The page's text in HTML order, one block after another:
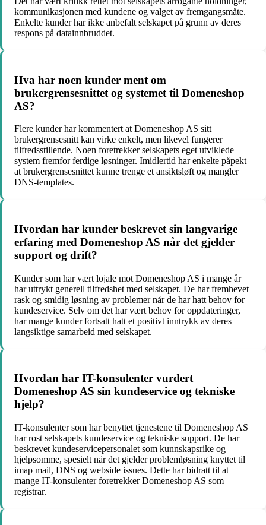
kommunikasjonen med kundene og valget av fremgangsmåte.
Enkelte kunder har ikke anbefalt selskapet på grunn av deres
respons på datainnbruddet.
Hva har noen kunder ment om
brukergrensesnittet og systemet til Domeneshop
AS?
Flere kunder har kommentert at Domeneshop AS sitt
brukergrensesnitt kan virke enkelt, men likevel fungerer
tilfredsstillende. Noen foretrekker selskapets eget utviklede
system fremfor ferdige løsninger. Imidlertid har enkelte påpekt
at brukergrensesnittet kunne trenge et ansiktsløft og mangler
DNS-templates.
Hvordan har kunder beskrevet sin langvarige
erfaring med Domeneshop AS når det gjelder
support og drift?
Kunder som har vært lojale mot Domeneshop AS i mange år
har uttrykt generell tilfredshet med selskapet. De har fremhevet
rask og smidig løsning av problemer når de har hatt behov for
kundeservice. Selv om det har vært behov for oppdateringer,
har mange kunder fortsatt hatt et positivt inntrykk av deres
langsiktige samarbeid med selskapet.
Hvordan har IT-konsulenter vurdert
Domeneshop AS sin kundeservice og tekniske
hjelp?
IT-konsulenter som har benyttet tjenestene til Domeneshop AS
har rost selskapets kundeservice og tekniske support. De har
beskrevet kundeservicepersonalet som kunnskapsrike og
hjelpsomme, spesielt når det gjelder problemløsning knyttet til
imap mail, DNS og webside issues. Dette har bidratt til at
mange IT-konsulenter foretrekker Domeneshop AS som
registrar.